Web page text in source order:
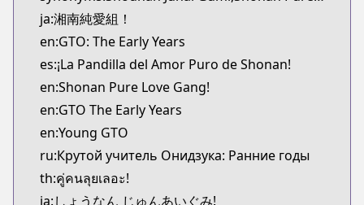
MangaUpdates
https://www.mangaupdates.com/
Book☆Walker
Book☆Walker
https://bookwalker.jp/series/130936
ja:湘南純愛組！
en:GTO: The Early Years
es:¡La Pandilla del Amor Puro de Shonan!
en:Shonan Pure Love Gang!
en:GTO The Early Years
en:Young GTO
ru:Крутой учитель Онидзука: Ранние годы
th:คู่คนลุยเลอะ!
ja:しょうなん じゅんあいぐみ!